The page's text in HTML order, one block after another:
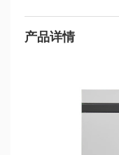
产品详情